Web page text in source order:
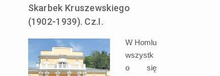
Skarbek Kruszewskiego
(1902-1939). Cz.I.
W Homlu
wszystk
o się